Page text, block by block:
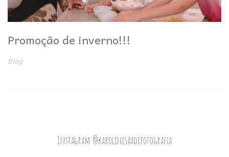
Promoção de inverno!!!
Blog
Instagram @karolinesaadifotografia